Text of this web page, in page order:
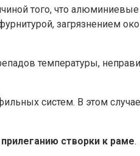
того, что алюминиевые
загрязнением
температуры,
систем. В этом
створки к раме.